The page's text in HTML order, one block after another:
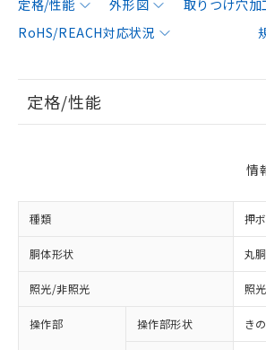
定格/性能 外形図 取りつけ穴加
RoHS/REACH対応状況
定格/性能
情
種類 押
胴体形状 丸
照光/非照光 照光
操作部 操作部形状 き